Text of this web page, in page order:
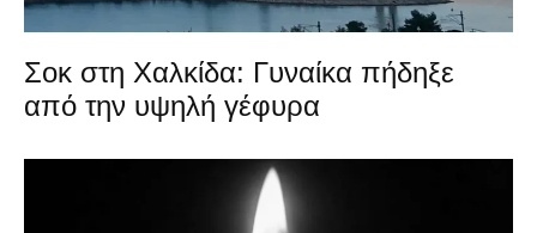
Σοκ στη Χαλκίδα: Γυναίκα πήδηξε
από την υψηλή γέφυρα